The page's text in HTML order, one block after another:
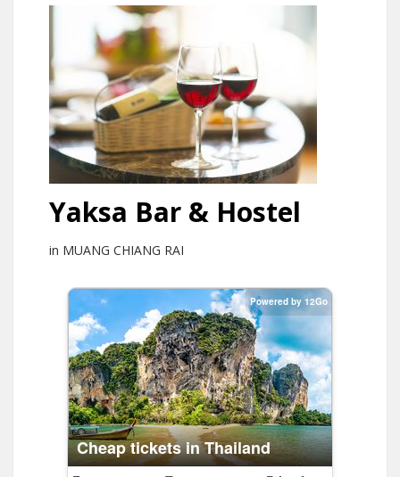
Yaksa Bar & Hostel
in MUANG CHIANG RAI